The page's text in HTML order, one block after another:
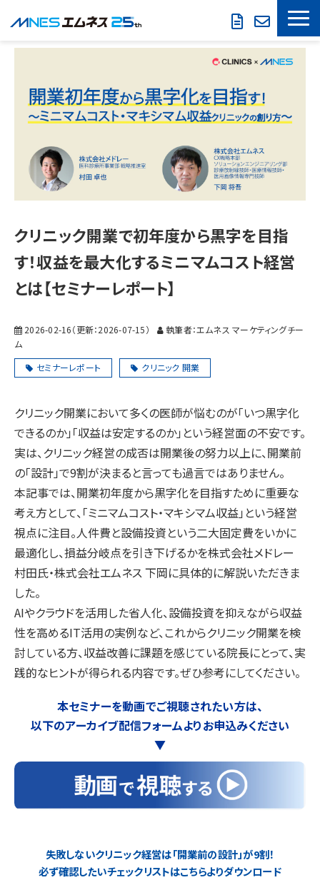
製品・サービス
導入事例
セミナー情報
お役立ち情報
会社概要
クリニック開業で初年度から黒字を目指
す！収益を最大化するミニマムコスト経営
とは【セミナーレポート】
2026-02-16（更新：2026-07-15）
執筆者：エムネス マーケティングチー
ム
セミナーレポート
クリニック 開業
クリニック開業において多くの医師が悩むのが「いつ黒字化
できるのか」「収益は安定するのか」という経営面の不安です。
実は、クリニック経営の成否は開業後の努力以上に、開業前
の「設計」で9割が決まると言っても過言ではありません。
本記事では、開業初年度から黒字化を目指すために重要な
考え方として、「ミニマムコスト・マキシマム収益」という経営
視点に注目。人件費と設備投資という二大固定費をいかに
最適化し、損益分岐点を引き下げるかを株式会社メドレー
村田氏・株式会社エムネス 下岡に具体的に解説いただきま
した。
AIやクラウドを活用した省人化、設備投資を抑えながら収益
性を高めるIT活用の実例など、これからクリニック開業を検
討している方、収益改善に課題を感じている院長にとって、実
践的なヒントが得られる内容です。ぜひ参考にしてください。
本セミナーを動画でご視聴されたい方は、
以下のアーカイブ配信フォームよりお申込みください
▼
失敗しないクリニック経営は「開業前の設計」が9割！
必ず確認したいチェックリストはこちらよりダウンロード